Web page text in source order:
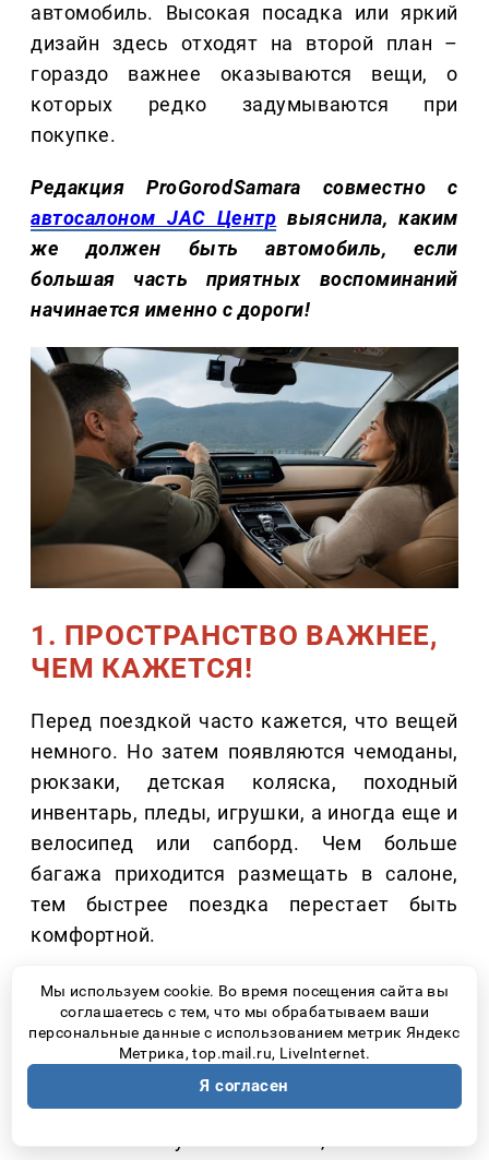
автомобиль. Высокая посадка или яркий
дизайн здесь отходят на второй план –
гораздо важнее оказываются вещи, о
которых редко задумываются при
покупке.
Редакция ProGorodSamara совместно с
автосалоном JAC Центр выяснила, каким
же должен быть автомобиль, если
большая часть приятных воспоминаний
начинается именно с дороги!
1. ПРОСТРАНСТВО ВАЖНЕЕ,
ЧЕМ КАЖЕТСЯ!
Перед поездкой часто кажется, что вещей
немного. Но затем появляются чемоданы,
рюкзаки, детская коляска, походный
инвентарь, пледы, игрушки, а иногда еще и
велосипед или сапборд. Чем больше
багажа приходится размещать в салоне,
тем быстрее поездка перестает быть
комфортной.
Поэтому автомобили с возможностью
трансформации салона сегодня становятся
все более востребованными – например,
минивэны. Когда третий ряд можно
сложить, а объем багажного отделения
Мы используем cookie. Во время посещения сайта вы
соглашаетесь с тем, что мы обрабатываем ваши
персональные данные с использованием метрик Яндекс
Метрика, top.mail.ru, LiveInternet.
Я согласен